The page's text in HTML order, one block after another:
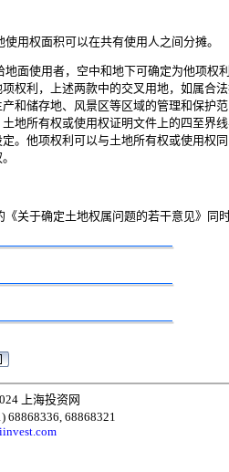
用权面积可以在共有使用人之间分摊。
使用者，空中和地下可确定为他项权
利，上述两款中的交叉用地，如属合
和储存地、风景区等区域的管理和保护
所有权或使用权证明文件上的四至界
。他项权利可以与土地所有权或使用权
关于确定土地权属问题的若干意见》同
上海投资网
68868336, 68868321